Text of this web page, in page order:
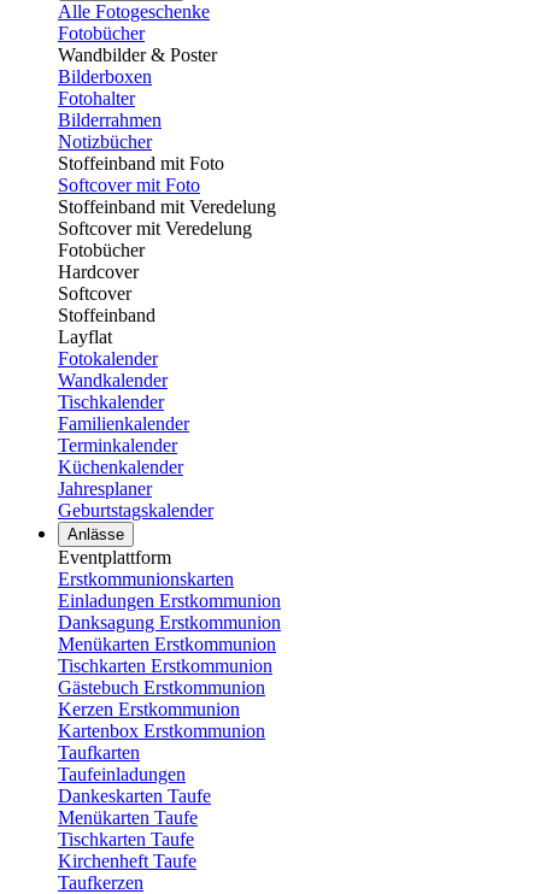
Alle Fotogeschenke
Fotobücher
Wandbilder & Poster
Bilderboxen
Fotohalter
Bilderrahmen
Notizbücher
Stoffeinband mit Foto
Softcover mit Foto
Stoffeinband mit Veredelung
Softcover mit Veredelung
Fotobücher
Hardcover
Softcover
Stoffeinband
Layflat
Fotokalender
Wandkalender
Tischkalender
Familienkalender
Terminkalender
Küchenkalender
Jahresplaner
Geburtstagskalender
Anlässe
Eventplattform
Erstkommunionskarten
Einladungen Erstkommunion
Danksagung Erstkommunion
Menükarten Erstkommunion
Tischkarten Erstkommunion
Gästebuch Erstkommunion
Kerzen Erstkommunion
Kartenbox Erstkommunion
Taufkarten
Taufeinladungen
Dankeskarten Taufe
Menükarten Taufe
Tischkarten Taufe
Kirchenheft Taufe
Taufkerzen